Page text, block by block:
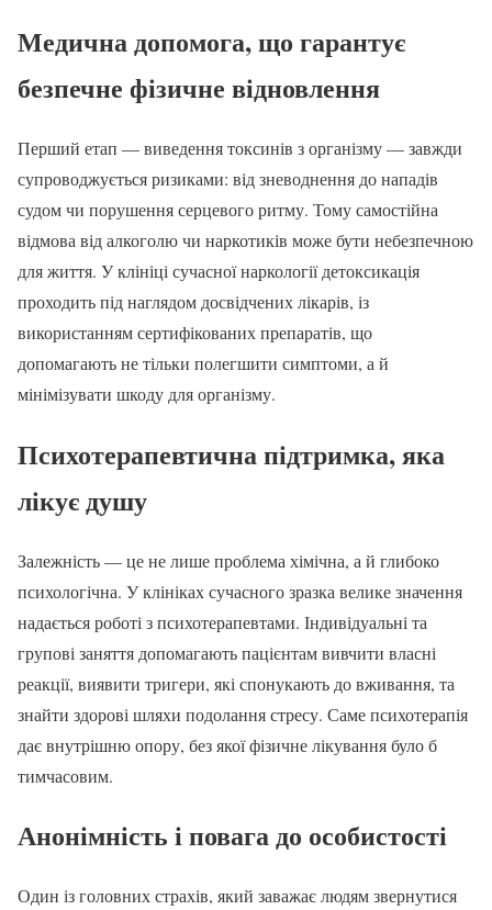
Медична допомога, що гарантує
безпечне фізичне відновлення
Перший етап — виведення токсинів з організму — завжди
супроводжується ризиками: від зневоднення до нападів
судом чи порушення серцевого ритму. Тому самостійна
відмова від алкоголю чи наркотиків може бути небезпечною
для життя. У клініці сучасної наркології детоксикація
проходить під наглядом досвідчених лікарів, із
використанням сертифікованих препаратів, що
допомагають не тільки полегшити симптоми, а й
мінімізувати шкоду для організму.
Психотерапевтична підтримка, яка
лікує душу
Залежність — це не лише проблема хімічна, а й глибоко
психологічна. У клініках сучасного зразка велике значення
надається роботі з психотерапевтами. Індивідуальні та
групові заняття допомагають пацієнтам вивчити власні
реакції, виявити тригери, які спонукають до вживання, та
знайти здорові шляхи подолання стресу. Саме психотерапія
дає внутрішню опору, без якої фізичне лікування було б
тимчасовим.
Анонімність і повага до особистості
Один із головних страхів, який заважає людям звернутися